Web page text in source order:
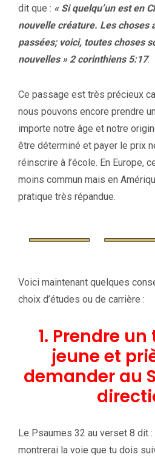
dit que : « Si quelqu’un est en
nouvelle créature. Les choses
passées; voici, toutes choses
nouvelles » 2 corinthiens 5:17.
Ce passage est très précieux
nous pouvons encore prendre
importe notre âge et notre
être déterminé et payer le prix
réinscrire à l’école. En Europe,
moins commun mais en
pratique très répandue.
Voici maintenant quelques
choix d’études ou de carrière :
1. Prendre
jeune et
demander au
Le Psaumes 32 au verset 8 dit :
montrerai la voie que tu dois